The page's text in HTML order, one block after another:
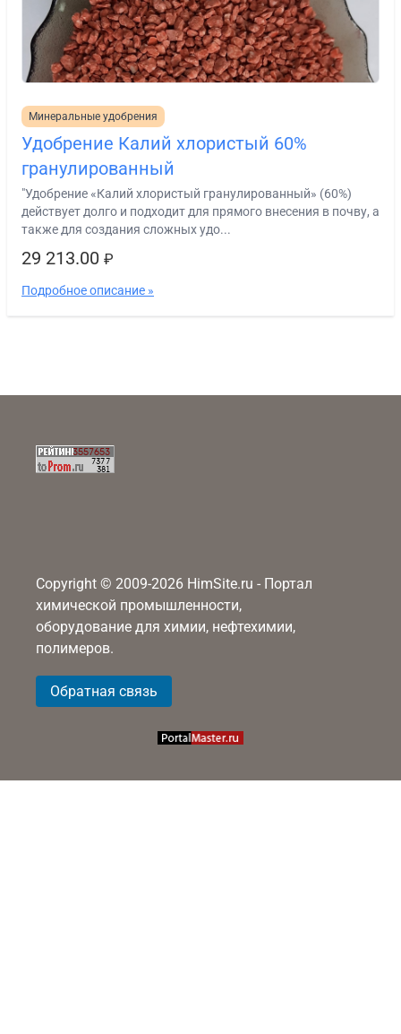
Минеральные удобрения
Удобрение Калий хлористый 60%
гранулированный
"Удобрение «Калий хлористый гранулированный» (60%)
действует долго и подходит для прямого внесения в почву, а
также для создания сложных удо...
29 213.00 ₽
Подробное описание »
Copyright © 2009-2026 HimSite.ru - Портал
химической промышленности,
оборудование для химии, нефтехимии,
полимеров.
Обратная связь